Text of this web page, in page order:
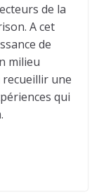
de la
A cet
de
milieu
recueillir une
qui